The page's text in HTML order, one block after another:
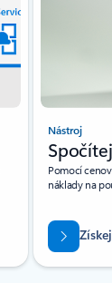
Nástroj
Pomocí
náklady na